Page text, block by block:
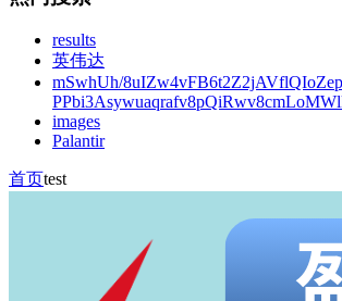
results
英伟达
mSwhUh/
images
Palantir
首页test